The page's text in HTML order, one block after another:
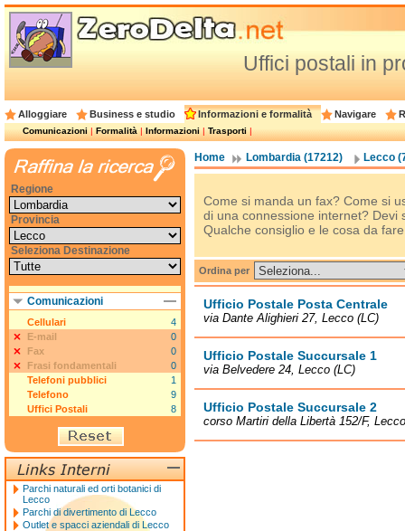
Uffici postali in
Alloggiare Business e studio Informazioni e formalità Navigare
Comunicazioni|Formalità|Informazioni|Trasporti|
Home Lombardia (17212) Lecco
Come si manda un fax? Come si
di una connessione internet? Devi
Qualche consiglio e le cosa da
Ordina per
Ufficio Postale Posta Centrale
via Dante Alighieri 27, Lecco (LC)
Ufficio Postale Succursale 1
via Belvedere 24, Lecco (LC)
Ufficio Postale Succursale 2
corso Martiri della Libertà 152/F,
Regione
Provincia
Seleziona Destinazione
Comunicazioni
Cellulari
4
E-mail
0
Fax
0
Frasi fondamentali
0
Telefoni pubblici
1
Telefono
9
Uffici Postali
8
Parchi naturali ed orti botanici di
Lecco
Parchi di divertimento di Lecco
Outlet e spacci aziendali di Lecco